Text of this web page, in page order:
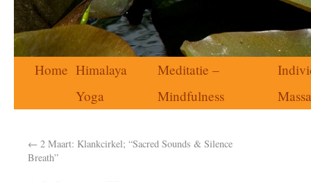
Home Himalaya
Yoga
Meditatie –
Mindfulness
← 2 Maart: Klankcirkel; “Sacred Sounds & Silence
Breath”